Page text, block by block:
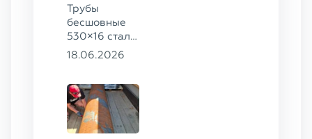
Трубы
бесшовные
530×16 сталь
13ХФА,
18.06.2026